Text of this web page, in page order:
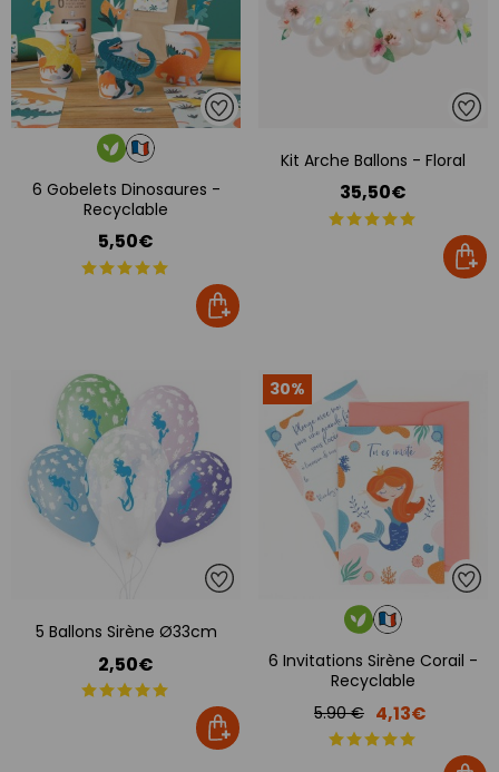
6 Gobelets Dinosaures -
Recyclable
5,50€
Kit Arche Ballons - Floral
35,50€
5 Ballons Sirène Ø33cm
2,50€
30%
6 Invitations Sirène Corail -
Recyclable
5.90 € 4,13€